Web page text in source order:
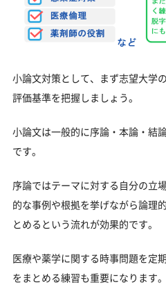
小論文対策として、まず志望大学
評価基準を把握しましょう。
小論文は一般的に序論・本論・結
です。
序論ではテーマに対する自分の立
的な事例や根拠を挙げながら論理
とめるという流れが効果的です。
医療や薬学に関する時事問題を定
をまとめる練習も重要になります。